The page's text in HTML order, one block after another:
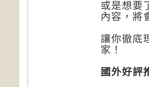
或是想要
內容，將
讓你徹底
家！
國外好評